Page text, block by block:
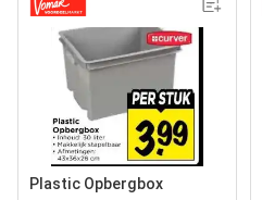
Plastic Opbergbox